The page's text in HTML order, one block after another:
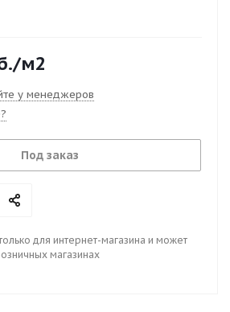
/м2
у менеджеров
Под заказ
для интернет-магазина и может
магазинах